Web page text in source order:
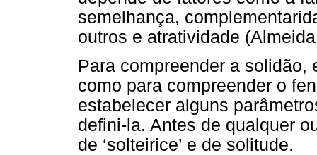
semelhança,
outros e atratividade
Para compreender a
como para compreender o
estabelecer alguns
defini-la. Antes de qualquer
de ‘solteirice’ e de solitude.